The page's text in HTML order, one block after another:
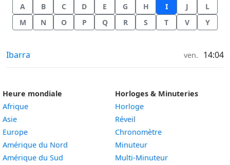
A B C D E G H I J
L
M
N O P Q R S T V Y
Heures de lever et coucher du soleil in
Ibarra ven. 14:04
Heure mondiale
Afrique
Asie
Europe
Amérique du Nord
Amérique du Sud
Horloges & Minuteries
Horloge
Réveil
Chronomètre
Minuteur
Multi-Minuteur